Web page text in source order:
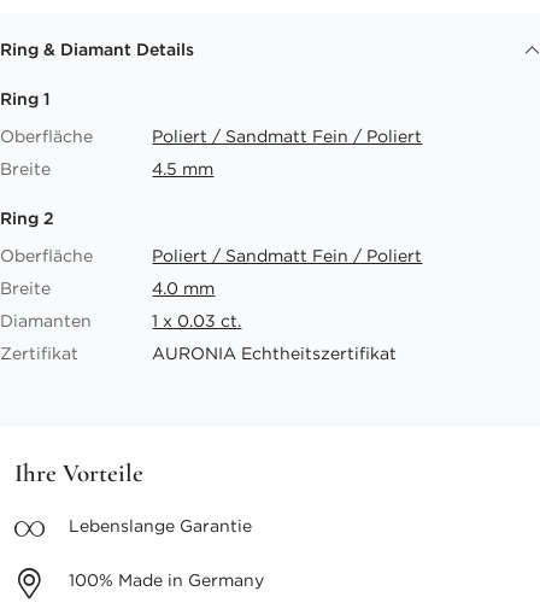
Ring & Diamant Details
Ring 1
Oberfläche
Poliert / Sandmatt Fein / Poliert
Breite
4.5 mm
Ring 2
Oberfläche
Poliert / Sandmatt Fein / Poliert
Breite
4.0 mm
Diamanten
1 x 0.03 ct.
Zertifikat
AURONIA Echtheitszertifikat
Ihre Vorteile
Lebenslange Garantie
100% Made in Germany